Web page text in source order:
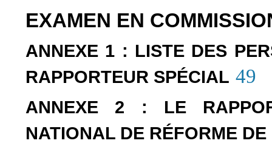
EXAMEN EN
ANNEXE 1 : LISTE DES
RAPPORTEUR SPÉCIAL 49
ANNEXE 2 : LE
NATIONAL DE RÉFORME